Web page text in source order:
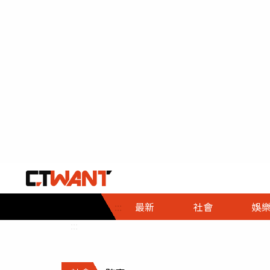
::: 最新 社會
社會首頁
時事
調查
娛樂
娛樂首頁
即時
財經首頁
熱線
政